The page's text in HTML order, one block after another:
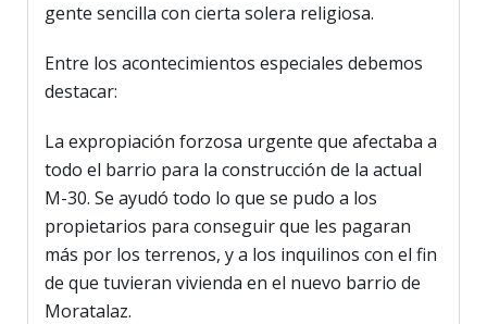
gente sencilla con cierta solera religiosa.
Entre los acontecimientos especiales debemos
destacar:
La expropiación forzosa urgente que afectaba a
todo el barrio para la construcción de la actual
M-30. Se ayudó todo lo que se pudo a los
propietarios para conseguir que les pagaran
más por los terrenos, y a los inquilinos con el fin
de que tuvieran vivienda en el nuevo barrio de
Moratalaz.